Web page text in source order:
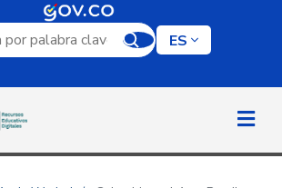
búsqueda por palabra clave
ES